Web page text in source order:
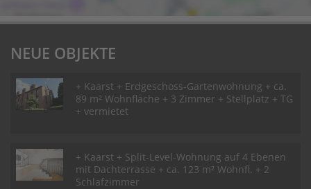
NEUE OBJEKTE
+ Kaarst + Erdgeschoss-Gartenwohnung + ca.
89 m² Wohnfläche + 3 Zimmer + Stellplatz + TG
+ vermietet
+ Kaarst + Split-Level-Wohnung auf 4 Ebenen
mit Dachterrasse + ca. 123 m² Wohnfl. + 2
Schlafzimmer